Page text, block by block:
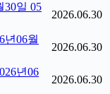
30일 05
2026.06.30
년06월
2026.06.30
년06
2026.06.30